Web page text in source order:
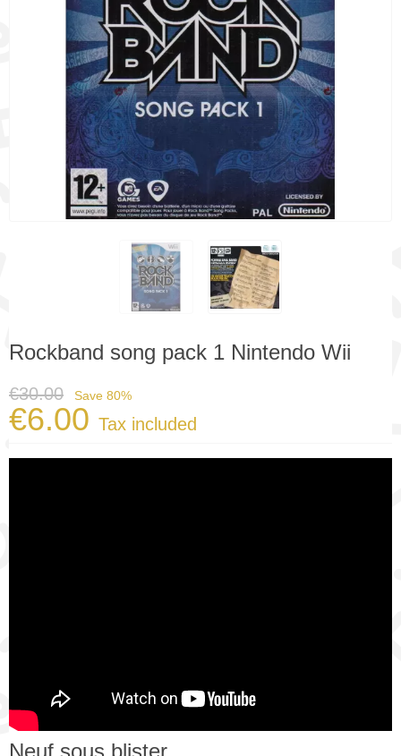
Rockband song pack 1 Nintendo Wii
€30.00 Save 80%
€6.00 Tax included